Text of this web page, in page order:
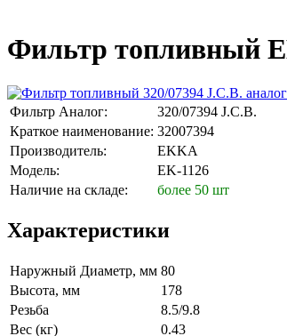
Фильтр топливный
Фильтр Аналог:
320/07394 J.C.B.
Краткое наименование: 32007394
Производитель:
EKKA
Модель:
EK-1126
Наличие на складе:
более 50 шт
Характеристики
Наружный Диаметр, мм 80
Высота, мм
178
Резьба
8.5/9.8
Вес (кг)
0.43